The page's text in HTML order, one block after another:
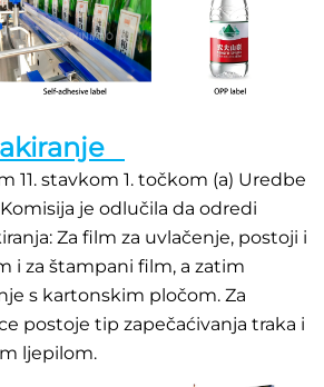
11. stavkom 1. točkom (a) Uredbe
Komisija je odlučila da odredi
Za film za uvlačenje, postoji i
i za štampani film, a zatim
s kartonskim pločom. Za
postoje tip zapečaćivanja traka i
ljepilom.